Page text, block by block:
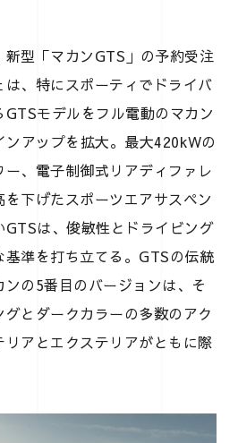
型「マカンGTS」の予約受注
は、特にスポーティでドライバ
モデルをフル電動のマカン
ンアップを拡大。最大420kWの
、電子制御式リアディファレ
下げたスポーツエアサスペン
GTSは、俊敏性とドライビング
基準を打ち立てる。GTSの伝統
の5番目のバージョンは、そ
とダークカラーの多数のアク
アとエクステリアがともに際